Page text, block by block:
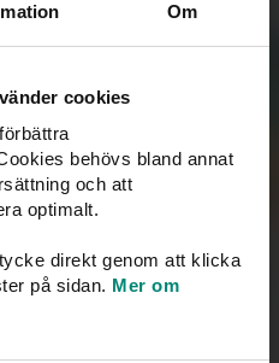
Om
cookies
behövs bland annat
och att
optimalt.
direkt genom att klicka
på sidan. Mer om
256,627,
SEK paid out in
benefits